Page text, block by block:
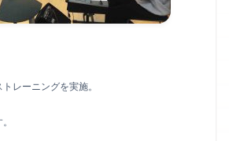
レーニングを実施。